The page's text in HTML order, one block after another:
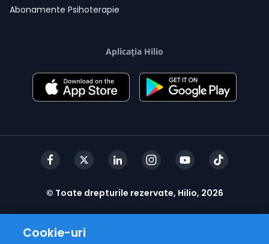
Abonamente Psihoterapie
Aplicația Hilio
© Toate drepturile rezervate, Hilio, 2026
Cookie-uri